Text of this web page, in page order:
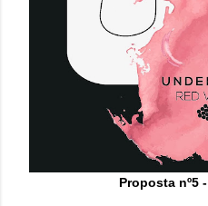
Proposta nº5 -